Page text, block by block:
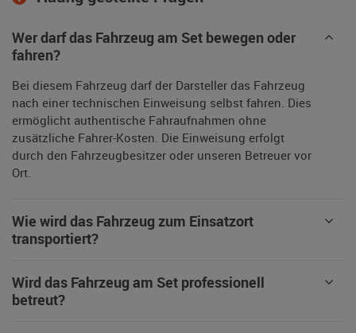
Wer darf das Fahrzeug am Set bewegen oder
fahren?
Bei diesem Fahrzeug darf der Darsteller das Fahrzeug
nach einer technischen Einweisung selbst fahren. Dies
ermöglicht authentische Fahraufnahmen ohne
zusätzliche Fahrer-Kosten. Die Einweisung erfolgt
durch den Fahrzeugbesitzer oder unseren Betreuer vor
Ort.
Wie wird das Fahrzeug zum Einsatzort
transportiert?
Wird das Fahrzeug am Set professionell
betreut?